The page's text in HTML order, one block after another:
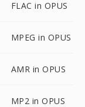
FLAC in OPUS
MPEG in OPUS
AMR in OPUS
MP2 in OPUS